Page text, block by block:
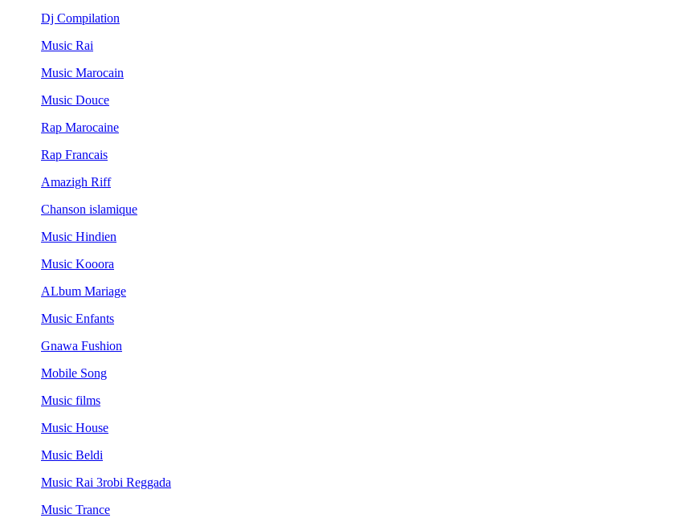
Dj Compilation
Music Rai
Music Marocain
Music Douce
Rap Marocaine
Rap Francais
Amazigh Riff
Chanson islamique
Music Hindien
Music Kooora
ALbum Mariage
Music Enfants
Gnawa Fushion
Mobile Song
Music films
Music House
Music Beldi
Music Rai 3robi Reggada
Music Trance